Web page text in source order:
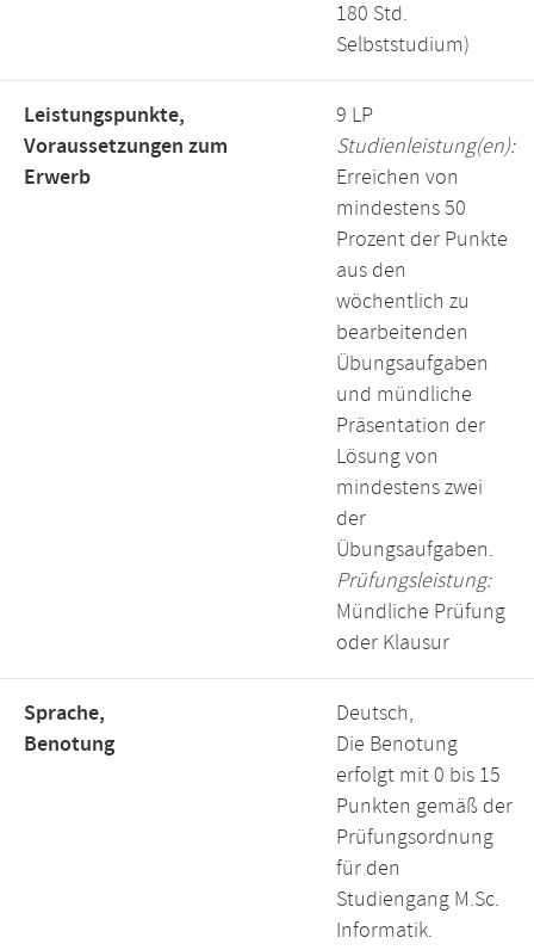
180 Std.
Selbststudium)
Leistungspunkte,
Voraussetzungen zum
Erwerb
9 LP
Studienleistung(en):
Erreichen von
mindestens 50
Prozent der Punkte
aus den
wöchentlich zu
bearbeitenden
Übungsaufgaben
und mündliche
Präsentation der
Lösung von
mindestens zwei
der
Übungsaufgaben.
Prüfungsleistung:
Mündliche Prüfung
oder Klausur
Sprache,
Benotung
Deutsch,
Die Benotung
erfolgt mit 0 bis 15
Punkten gemäß der
Prüfungsordnung
für den
Studiengang M.Sc.
Informatik.